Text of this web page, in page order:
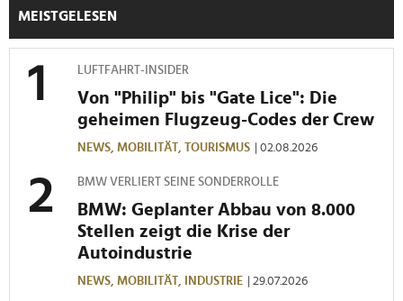
MEISTGELESEN
LUFTFAHRT-INSIDER
Von "Philip" bis "Gate Lice": Die
geheimen Flugzeug-Codes der Crew
NEWS, MOBILITÄT, TOURISMUS | 02.08.2026
BMW VERLIERT SEINE SONDERROLLE
BMW: Geplanter Abbau von 8.000
Stellen zeigt die Krise der
Autoindustrie
NEWS, MOBILITÄT, INDUSTRIE | 29.07.2026